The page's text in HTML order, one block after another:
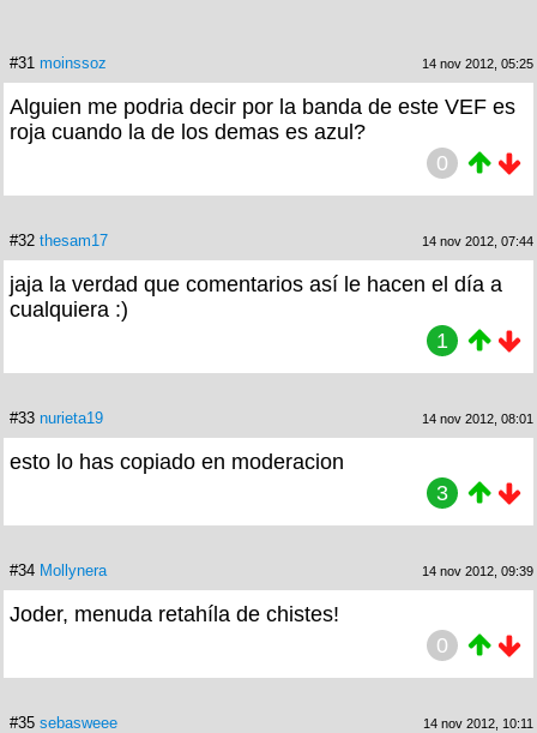
#31 moinssoz 14 nov 2012, 05:25
Alguien me podria decir por la banda de este VEF es
roja cuando la de los demas es azul?
0
#32 thesam17 14 nov 2012, 07:44
jaja la verdad que comentarios así le hacen el día a
cualquiera :)
1
#33 nurieta19 14 nov 2012, 08:01
esto lo has copiado en moderacion
3
#34 Mollynera 14 nov 2012, 09:39
Joder, menuda retahíla de chistes!
0
#35 sebasweee 14 nov 2012, 10:11